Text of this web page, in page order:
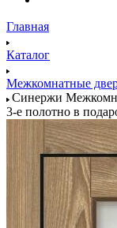
Главная
Каталог
Межкомнатные
Синержи
3-е полотно в